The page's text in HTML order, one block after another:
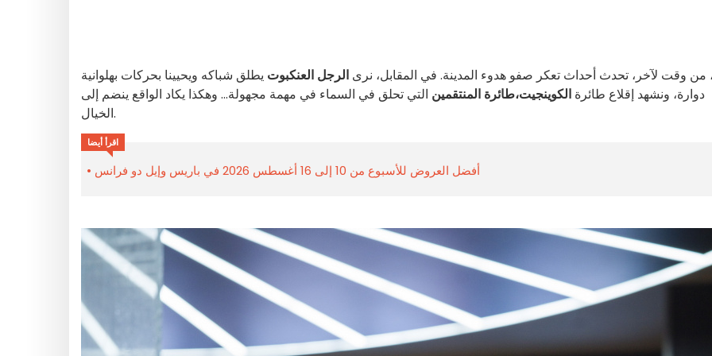
من وقت لآخر، تحدث أحداث تعكر صفو هدوء المدينة. في المقابل، نرى الرجل العنكبوت يطلق شباكه ويحيينا بحركات بهلوانية
دوارة، ونشهد إقلاع طائرة الكوينجيت،طائرة المنتقمين التي تحلق في السماء في مهمة مجهولة... وهكذا يكاد الواقع ينضم إلى
الخيال.
اقرأ أيضا
أفضل العروض للأسبوع من 10 إلى 16 أغسطس 2026 في باريس وإيل دو فرانس